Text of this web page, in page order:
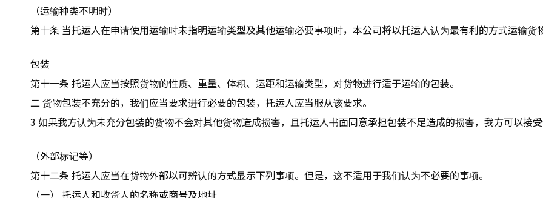
（运输种类不明时）
第十条 当托运人在申请使用运输时未指明运输类型及其他运输必要事项时，本公司将以托运人认为最有利的方式运输货
包装
第十一条 托运人应当按照货物的性质、重量、体积、运距和运输类型，对货物进行适于运输的包装。
二 货物包装不充分的，我们应当要求进行必要的包装，托运人应当服从该要求。
3 如果我方认为未充分包装的货物不会对其他货物造成损害，且托运人书面同意承担包装不足造成的损害，我方可以接
（外部标记等）
第十二条 托运人应当在货物外部以可辨认的方式显示下列事项。但是，这不适用于我们认为不必要的事项。
（一） 托运人和收货人的名称或商号及地址